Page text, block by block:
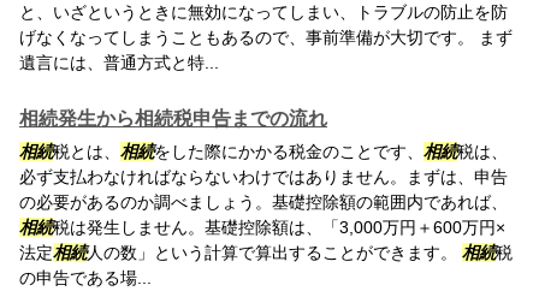
と、いざというときに無効になってしまい、トラブルの防止を防
げなくなってしまうこともあるので、事前準備が大切です。 まず
遺言には、普通方式と特...
相続発生から相続税申告までの流れ
相続税とは、 相続をした際にかかる税金のことです、 相続税は、
必ず支払わなければならないわけではありません。まずは、申告
の必要があるのか調べましょう。基礎控除額の範囲内であれば、
相続税は発生しません。基礎控除額は、「3,000万円＋600万円×
法定相続人の数」という計算で算出することができます。 相続税
の申告である場...